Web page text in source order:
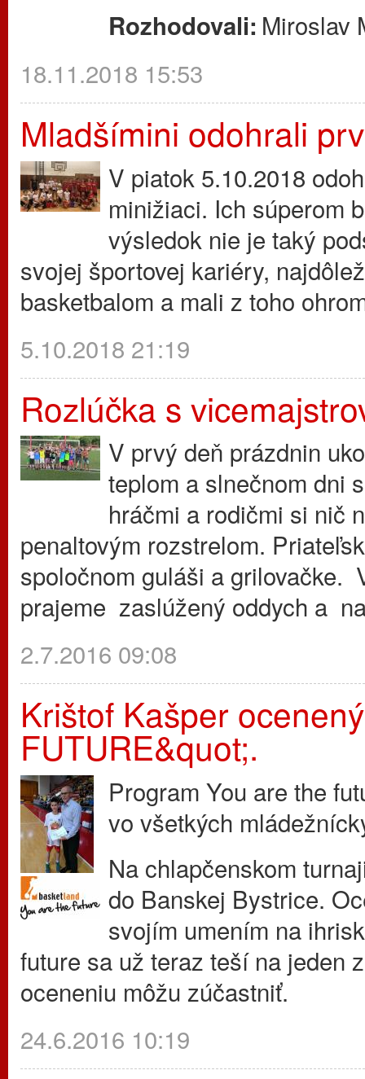
Rozhodovali: Miroslav
18.11.2018 15:53
Mladšímini odohrali
V piatok 5.10.2018
minižiaci. Ich súperom
výsledok nie je taký
svojej športovej kariéry,
basketbalom a mali z toho
5.10.2018 21:19
Rozlúčka s
V prvý deň prázdnin
teplom a slnečnom dni
hráčmi a rodičmi si nič
penaltovým rozstrelom.
spoločnom guláši a grilovačke.
prajeme zaslúžený oddych a
2.7.2016 09:08
Krištof Kašper
FUTURE&quot;.
Program You are the
vo všetkých
Na chlapčenskom
do Banskej Bystrice.
svojím umením na
future sa už teraz teší na jeden
oceneniu môžu zúčastniť.
24.6.2016 10:19